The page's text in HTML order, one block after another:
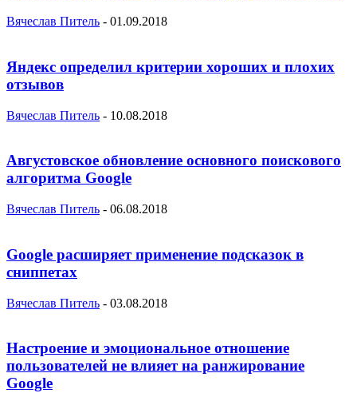
Вячеслав Питель - 01.09.2018
Яндекс определил критерии хороших и плохих
отзывов
Вячеслав Питель - 10.08.2018
Августовское обновление основного поискового
алгоритма Google
Вячеслав Питель - 06.08.2018
Google расширяет применение подсказок в
сниппетах
Вячеслав Питель - 03.08.2018
Настроение и эмоциональное отношение
пользователей не влияет на ранжирование
Google